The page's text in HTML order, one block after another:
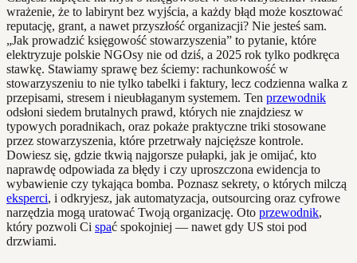
wrażenie, że to labirynt bez wyjścia, a każdy błąd może kosztować
reputację, grant, a nawet przyszłość organizacji? Nie jesteś sam.
„Jak prowadzić księgowość stowarzyszenia” to pytanie, które
elektryzuje polskie NGOsy nie od dziś, a 2025 rok tylko podkręca
stawkę. Stawiamy sprawę bez ściemy: rachunkowość w
stowarzyszeniu to nie tylko tabelki i faktury, lecz codzienna walka z
przepisami, stresem i nieubłaganym systemem. Ten przewodnik
odsłoni siedem brutalnych prawd, których nie znajdziesz w
typowych poradnikach, oraz pokaże praktyczne triki stosowane
przez stowarzyszenia, które przetrwały najcięższe kontrole.
Dowiesz się, gdzie tkwią najgorsze pułapki, jak je omijać, kto
naprawdę odpowiada za błędy i czy uproszczona ewidencja to
wybawienie czy tykająca bomba. Poznasz sekrety, o których milczą
eksperci, i odkryjesz, jak automatyzacja, outsourcing oraz cyfrowe
narzędzia mogą uratować Twoją organizację. Oto przewodnik,
który pozwoli Ci spać spokojniej — nawet gdy US stoi pod
drzwiami.